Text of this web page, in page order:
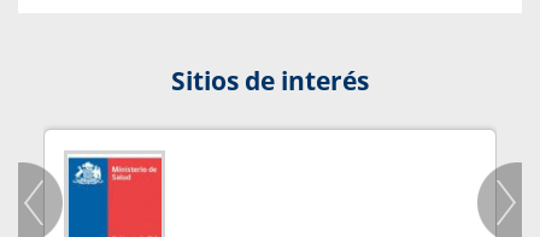
Sitios de interés